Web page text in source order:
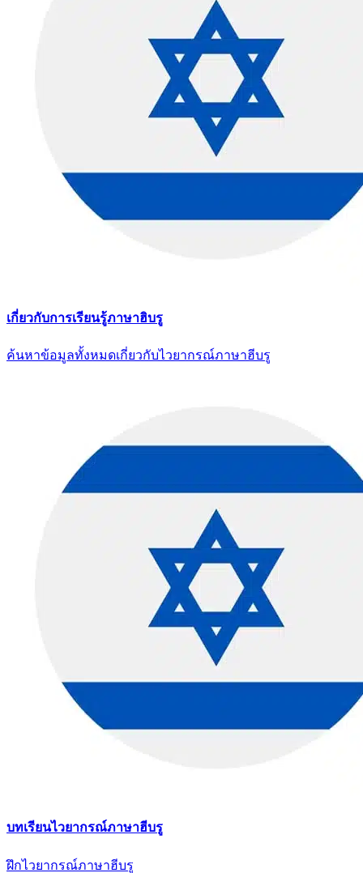
เกี่ยวกับการเรียนรู้ภาษาฮิบรู
ค้นหาข้อมูลทั้งหมดเกี่ยวกับไวยากรณ์ภาษาฮีบรู
บทเรียนไวยากรณ์ภาษาฮีบรู
ฝึกไวยากรณ์ภาษาฮีบรู